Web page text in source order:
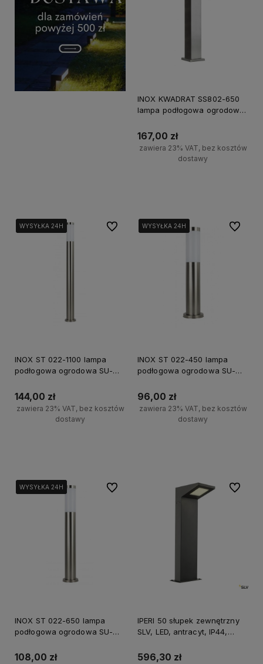
INOX KWADRAT SS802-650
lampa podłogowa ogrodowa
IP44, max 40W
167,00 zł
zawiera 23% VAT, bez kosztów
dostawy
WYSYŁKA 24H
WYSYŁKA 24H
WYSYŁKA 24H
INOX ST 022-1100 lampa
podłogowa ogrodowa SU-
IP44, max 40W
144,00 zł
zawiera 23% VAT, bez kosztów
dostawy
Do ulubionychWYSYŁKA 24H
WYSYŁKA 24H
WYSYŁKA 24H
INOX ST 022-450 lampa
podłogowa ogrodowa SU-
max 40W
96,00 zł
zawiera 23% VAT, bez kosztów
dostawy
Do
WYSYŁKA 24H
WYSYŁKA 24H
WYSYŁKA 24H
INOX ST 022-650 lampa
podłogowa ogrodowa SU-
max 40W
108,00 zł
Do ulubionych
IPERI 50 słupek zewnętrzny
SLV, LED, antracyt, IP44,
596,30 zł
Do